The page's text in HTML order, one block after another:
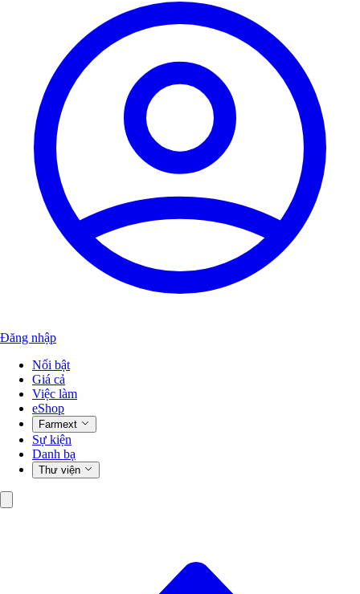
Đăng nhập
Nổi bật
Giá cả
Việc làm
eShop
Farmext
Sự kiện
Danh bạ
Thư viện